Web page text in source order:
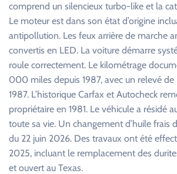
comprend un silencieux turbo-like et la
Le moteur est dans son état d’origine
antipollution. Les feux arrière de marche
convertis en LED. La voiture démarre
roule correctement. Le kilométrage
000 miles depuis 1987, avec un relevé
1987. L’historique Carfax et Autocheck
propriétaire en 1981. Le véhicule a résidé
toute sa vie. Un changement d’huile frais
du 22 juin 2026. Des travaux ont été
2025, incluant le remplacement des
et ouvert au Texas.